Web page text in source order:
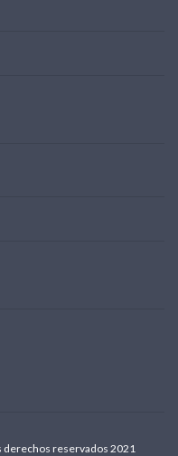
derechos reservados 2021